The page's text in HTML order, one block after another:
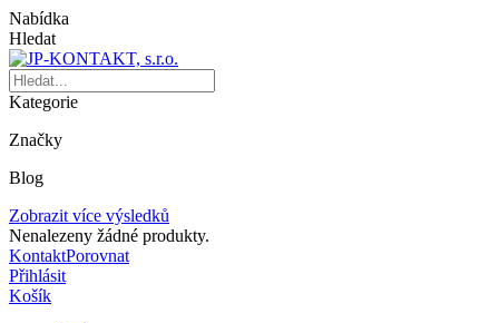
Nabídka
Hledat
Kategorie
Značky
Blog
Zobrazit více výsledků
Nenalezeny žádné produkty.
KontaktPorovnat
Přihlásit
Košík